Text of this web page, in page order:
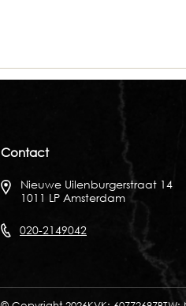
Contact
Nieuwe Uilenburgerstraat 14
1011 LP Amsterdam
020-2149042